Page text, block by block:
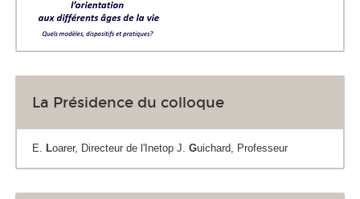
La Présidence du colloque
E. Loarer, Directeur de l'Inetop J. Guichard, Professeur